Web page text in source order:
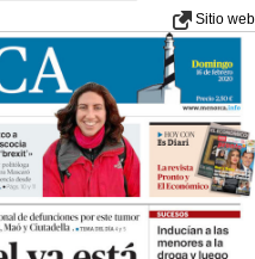
Sitio web